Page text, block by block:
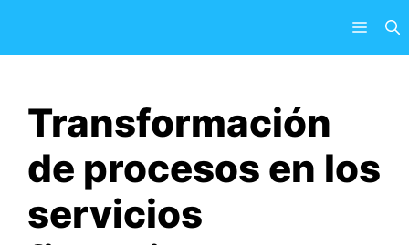
contenido
Menú
Transformación
de procesos en los
servicios